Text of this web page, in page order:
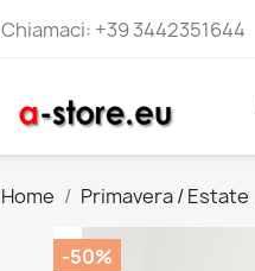
Chiamaci: +39 3442351644
Home Primavera / Estate
-50%